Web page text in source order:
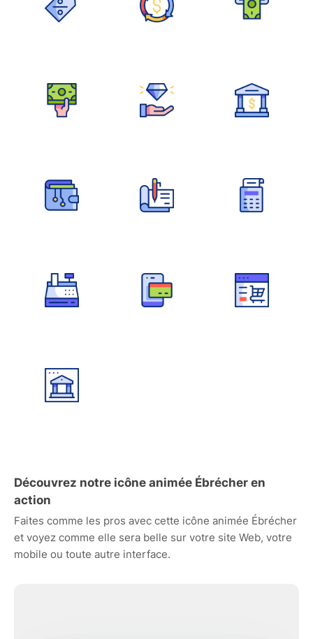
Découvrez notre icône animée Ébrécher en
action
Faites comme les pros avec cette icône animée Ébrécher
et voyez comme elle sera belle sur votre site Web, votre
mobile ou toute autre interface.